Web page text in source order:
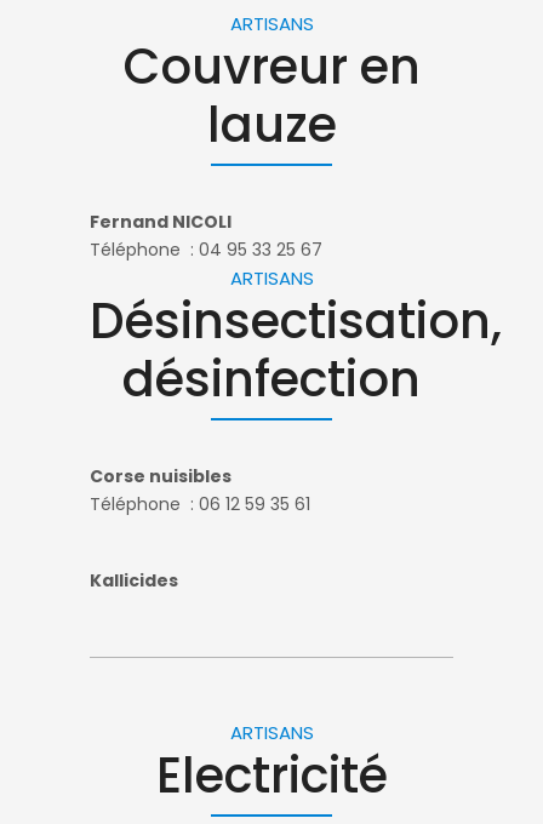
ARTISANS
Couvreur en
lauze
Fernand NICOLI
Téléphone : 04 95 33 25 67
ARTISANS
Désinsectisation,
désinfection
Corse nuisibles
Téléphone : 06 12 59 35 61
Kallicides
ARTISANS
Electricité